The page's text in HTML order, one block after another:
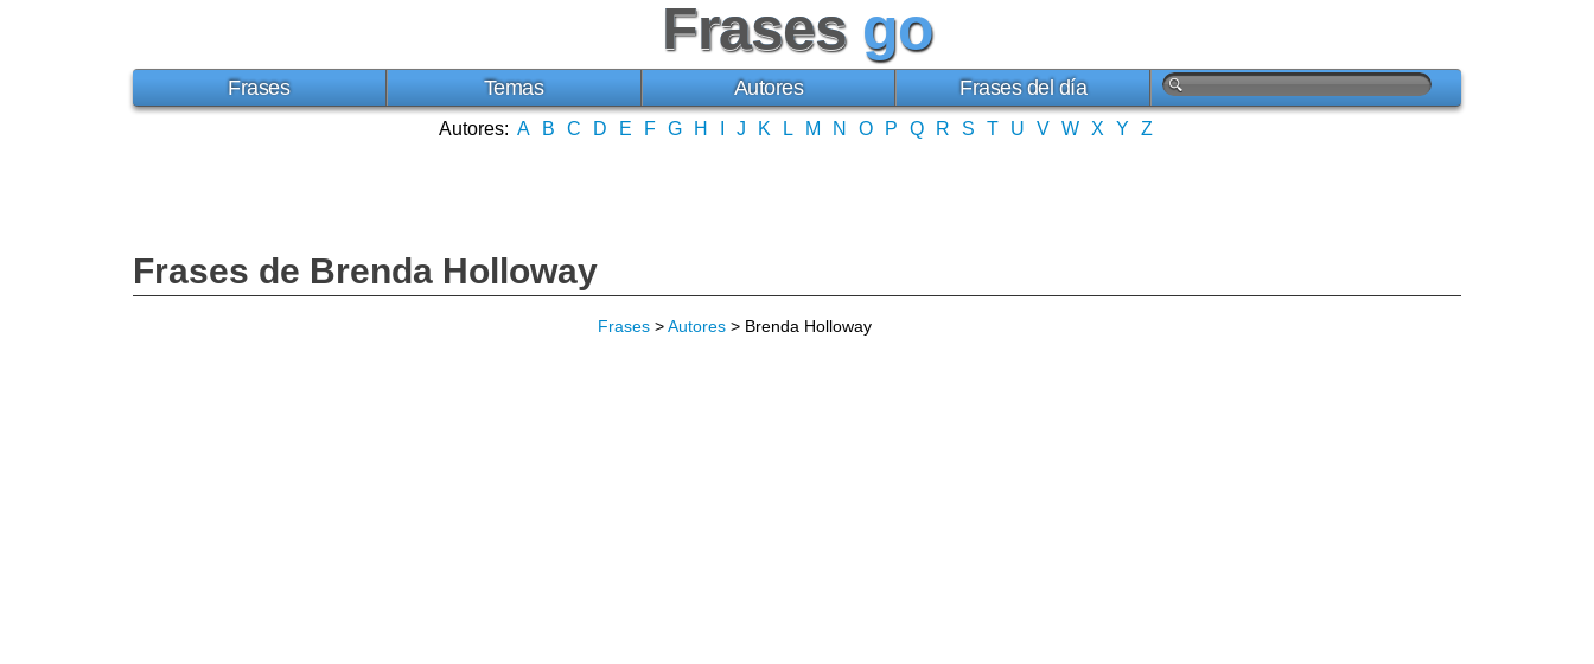
Frases go
Frases Temas Autores Frases del día
Autores: A B C D E F G H J K L M N O P Q R S T U V W X Y Z
Frases de Brenda Holloway
Frases >Autores > Brenda Holloway